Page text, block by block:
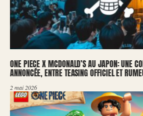
ONE PIECE X MCDONALD’S AU JAPON: UNE
ANNONCÉE, ENTRE TEASING OFFICIEL ET
2 mai 2026